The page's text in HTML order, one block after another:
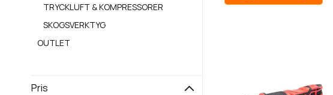
TRYCKLUFT & KOMPRESSORER
SKOGSVERKTYG
OUTLET
Pris